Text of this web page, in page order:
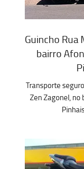
Guincho Rua
bairro
Transporte
Zen Zagonel, no